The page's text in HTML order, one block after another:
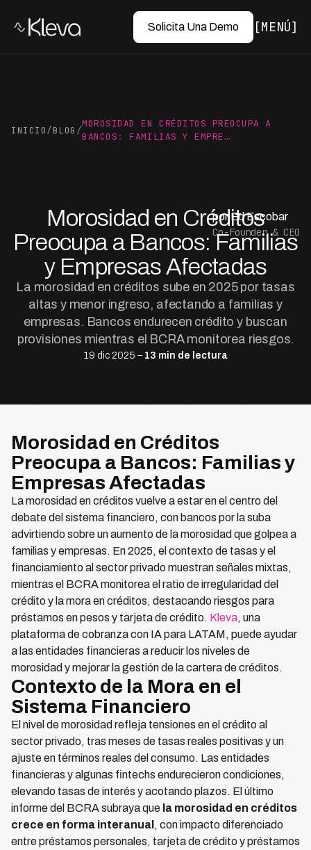
Solicita Una Demo MENÚ
INICIO/BLOG /
MOROSIDAD EN CRÉDITOS PREOCUPA A
BANCOS: FAMILIAS Y EMPRE…
Morosidad en Créditos
Preocupa a Bancos: Familias
y Empresas Afectadas
La morosidad en créditos sube en 2025 por tasas
altas y menor ingreso, afectando a familias y
empresas. Bancos endurecen crédito y buscan
provisiones mientras el BCRA monitorea riesgos.
19 dic 2025 – 13 min de lectura
por Ed Escobar
Co-Founder & CEO
Morosidad en Créditos
Preocupa a Bancos: Familias y
Empresas Afectadas
La morosidad en créditos vuelve a estar en el centro del
debate del sistema financiero, con bancos por la suba
advirtiendo sobre un aumento de la morosidad que golpea a
familias y empresas. En 2025, el contexto de tasas y el
financiamiento al sector privado muestran señales mixtas,
mientras el BCRA monitorea el ratio de irregularidad del
crédito y la mora en créditos, destacando riesgos para
préstamos en pesos y tarjeta de crédito. Kleva, una
plataforma de cobranza con IA para LATAM, puede ayudar
a las entidades financieras a reducir los niveles de
morosidad y mejorar la gestión de la cartera de créditos.
Contexto de la Mora en el
Sistema Financiero
El nivel de morosidad refleja tensiones en el crédito al
sector privado, tras meses de tasas reales positivas y un
ajuste en términos reales del consumo. Las entidades
financieras y algunas fintechs endurecieron condiciones,
elevando tasas de interés y acotando plazos. El último
informe del BCRA subraya que la morosidad en créditos
crece en forma interanual , con impacto diferenciado
entre préstamos personales, tarjeta de crédito y préstamos